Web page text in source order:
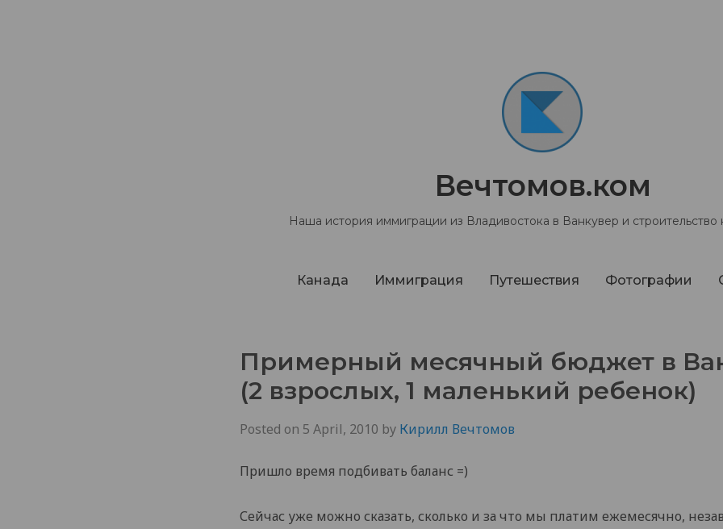
Вечтомов.ком
Наша история иммиграции из Владивостока в Ванкувер и строительство
Канада Иммиграция Путешествия Фотографии
Примерный месячный бюджет в
(2 взрослых, 1 маленький ребенок)
Posted on 5 April, 2010 by Кирилл Вечтомов
Пришло время подбивать баланс =)
Сейчас уже можно сказать, сколько и за что мы платим ежемесячно,